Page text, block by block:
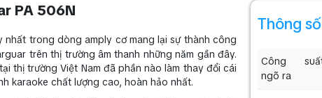
PA 506N
nhất trong dòng amply cơ mang lại sự thành công
trên thị trường âm thanh những năm gần đây.
thị trường Việt Nam đã phần nào làm thay đổi cái
karaoke chất lượng cao, hoàn hảo nhất.
Thông
Công
ngõ ra